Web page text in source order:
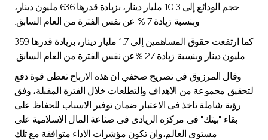
UK
Kingdom of Bahrain
حجم الودائع إلى 10.3 مليار دينار، بزيادة قدرها 636 مليون دينار،
وبنسبة زيادة 7 % عن نفس الفترة من العام السابق.
كما ارتفعت حقوق المساهمين إلى 1.7 مليار دينار، بزيادة قدرها 359
مليون دينار وبنسبة زيادة 27 %عن نفس الفترة من العام السابق.
وقال المرزوق في تصريح صحفي ان هذه الارباح تعطى قوة دفع
لتحقيق مجموعة من الاهداف والتطلعات خلال الفترة المقبلة، وفق
رؤية شاملة تاخذ فى الاعتبار ضمان توفير الاسباب للحفاظ على
بقاء "بيتك" فى مركزه الريادى فى صناعة المال الاسلامية على
مستوى العالم،وان تكون مؤشرات الاداء متوافقة مع تلك